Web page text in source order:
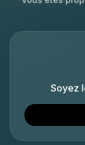
Soyez